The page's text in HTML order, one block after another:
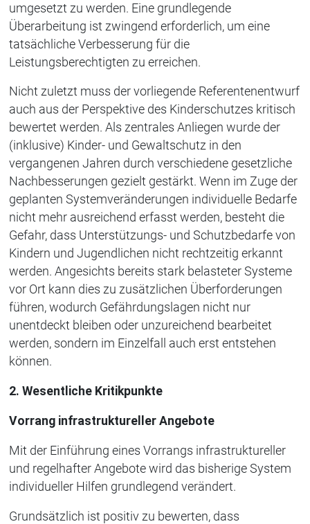
umgesetzt zu werden. Eine grundlegende
Überarbeitung ist zwingend erforderlich, um eine
tatsächliche Verbesserung für die
Leistungsberechtigten zu erreichen.
Nicht zuletzt muss der vorliegende Referentenentwurf
auch aus der Perspektive des Kinderschutzes kritisch
bewertet werden. Als zentrales Anliegen wurde der
(inklusive) Kinder- und Gewaltschutz in den
vergangenen Jahren durch verschiedene gesetzliche
Nachbesserungen gezielt gestärkt. Wenn im Zuge der
geplanten Systemveränderungen individuelle Bedarfe
nicht mehr ausreichend erfasst werden, besteht die
Gefahr, dass Unterstützungs- und Schutzbedarfe von
Kindern und Jugendlichen nicht rechtzeitig erkannt
werden. Angesichts bereits stark belasteter Systeme
vor Ort kann dies zu zusätzlichen Überforderungen
führen, wodurch Gefährdungslagen nicht nur
unentdeckt bleiben oder unzureichend bearbeitet
werden, sondern im Einzelfall auch erst entstehen
können.
2. Wesentliche Kritikpunkte
Vorrang infrastruktureller Angebote
Mit der Einführung eines Vorrangs infrastruktureller
und regelhafter Angebote wird das bisherige System
individueller Hilfen grundlegend verändert.
Grundsätzlich ist positiv zu bewerten, dass